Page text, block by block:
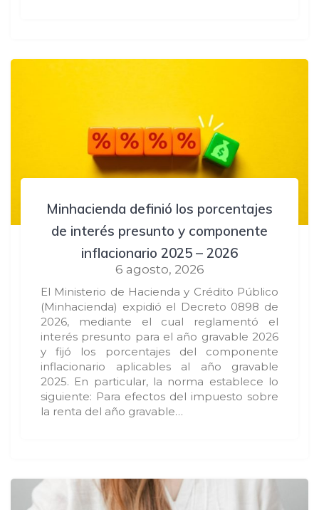
Minhacienda definió los porcentajes
de interés presunto y componente
inflacionario 2025 – 2026
6 agosto, 2026
El Ministerio de Hacienda y Crédito Público
(Minhacienda) expidió el Decreto 0898 de
2026, mediante el cual reglamentó el
interés presunto para el año gravable 2026
y fijó los porcentajes del componente
inflacionario aplicables al año gravable
2025. En particular, la norma establece lo
siguiente: Para efectos del impuesto sobre
la renta del año gravable…